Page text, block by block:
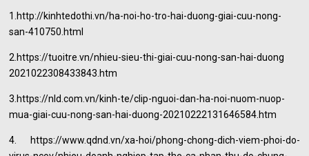
1.http://kinhtedothi.vn/ha-noi-ho-tro-hai-duong-giai-cuu-nong-
san-410750.html
2.https://tuoitre.vn/nhieu-sieu-thi-giai-cuu-nong-san-hai-duong
2021022308433843.htm
3.https://nld.com.vn/kinh-te/clip-nguoi-dan-ha-noi-nuom-nuop-
mua-giai-cuu-nong-san-hai-duong-20210222131646584.htm
4. https://www.qdnd.vn/xa-hoi/phong-chong-dich-viem-phoi-do-